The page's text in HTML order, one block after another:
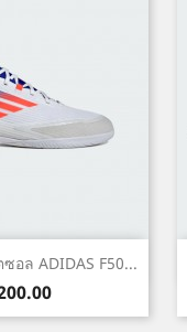
อล ADIDAS F50...
น้าต่างย่อ